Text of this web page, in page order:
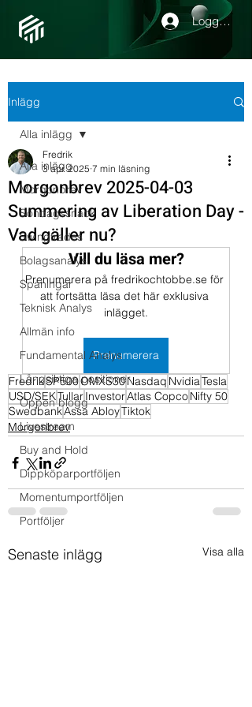
Logga in
Inlägg
Alla inlägg
Morgonbrev
Söndagssnack
Swingtrades
Bolagsanalys
Spaningar
Teknisk Analys
Allmän info
Fundamental Analys
Långsiktiga positioner
Öppen blogg
Livestream
Buy and Hold
Dippköparportföljen
Momentumportföljen
Portföljer
Alla inlägg
Morgonbrev 2025-04-03
Summering av Liberation Day -
Vad gäller nu?
Fredrik
3 apr. 2025 7 min läsning
Vill du läsa mer?
Prenumerera på fredrikochtobbe.se för
att fortsätta läsa det här exklusiva
inlägget.
Prenumerera
FredrikSP500OMXS30Nasdaq NvidiaTesla
USD/SEKTullarInvestorAtlas CopcoNifty 50
SwedbankAssa AbloyTiktok
Morgonbrev
Senaste inlägg Visa alla